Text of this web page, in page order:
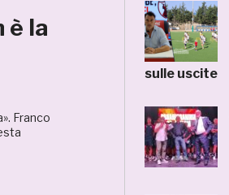
è la
Franco
sulle uscite